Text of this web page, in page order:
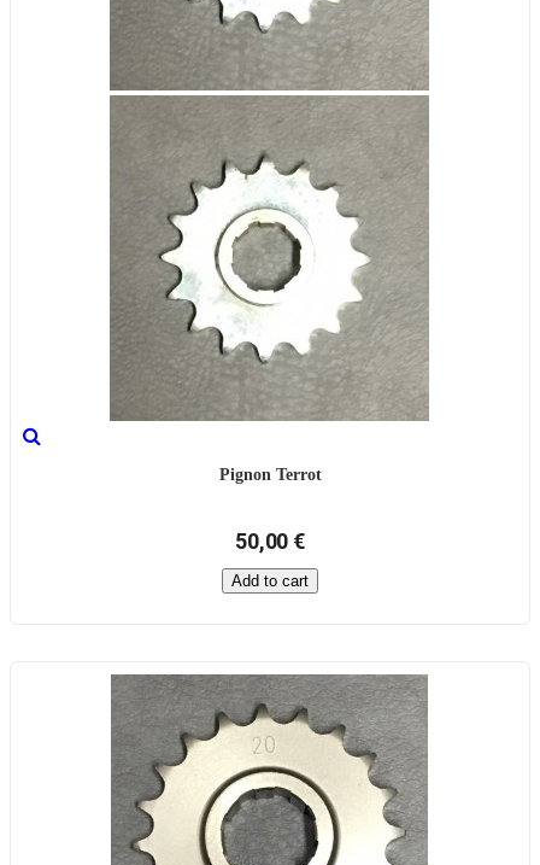
Pignon Terrot
50,00 €
Add to cart